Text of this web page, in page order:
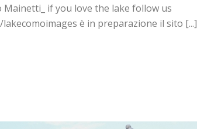
if you love the lake follow us
è in preparazione il sito [...]